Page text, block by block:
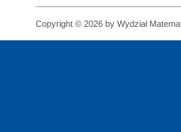
Copyright © 2026 by Wydział